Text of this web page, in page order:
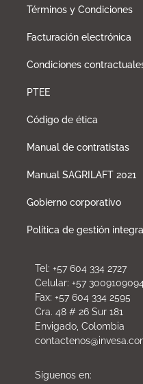
Términos y Condiciones
Facturación electrónica
Condiciones
PTEE
Código de ética
Manual de contratistas
Manual SAGRILAFT 2021
Gobierno corporativo
Política de gestión
Tel: +57 604 334 2727
Celular: +57
Fax: +57 604 334 2595
Cra. 48 # 26 Sur 181
Envigado, Colombia
Síguenos en: